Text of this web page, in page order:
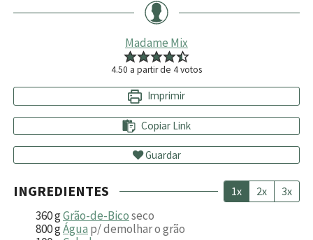
Madame Mix
4.50 a partir de 4votos
Imprimir
Copiar Link
Guardar
INGREDIENTES 1x 2x 3x
360gGrão-de-Bicoseco
800gÁgua p/ demolhar o grão